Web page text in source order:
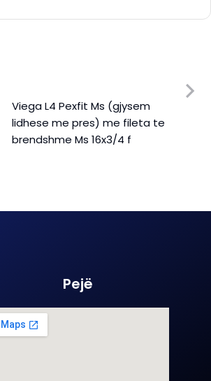
Viega L4 Pexfit Ms (gjysem
lidhese me pres) me fileta te
brendshme Ms 16x3/4 f
Pejë